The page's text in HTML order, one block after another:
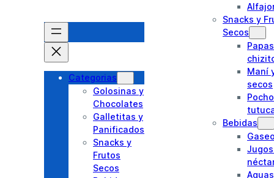
Categorias
Golosinas y
Chocolates
Galletitas y
Panificados
Snacks y
Frutos
Secos
Snacks y
Secos
Maní
secos
Bebidas